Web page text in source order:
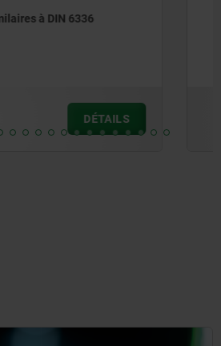
en plastique détectables par métal